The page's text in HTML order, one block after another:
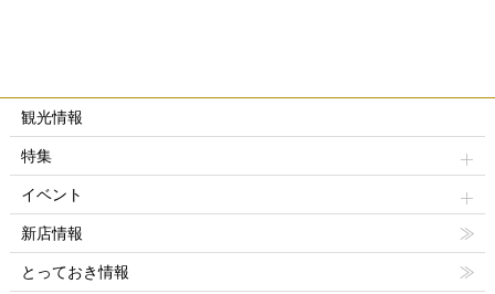
観光情報
特集
イベント
新店情報
とっておき情報